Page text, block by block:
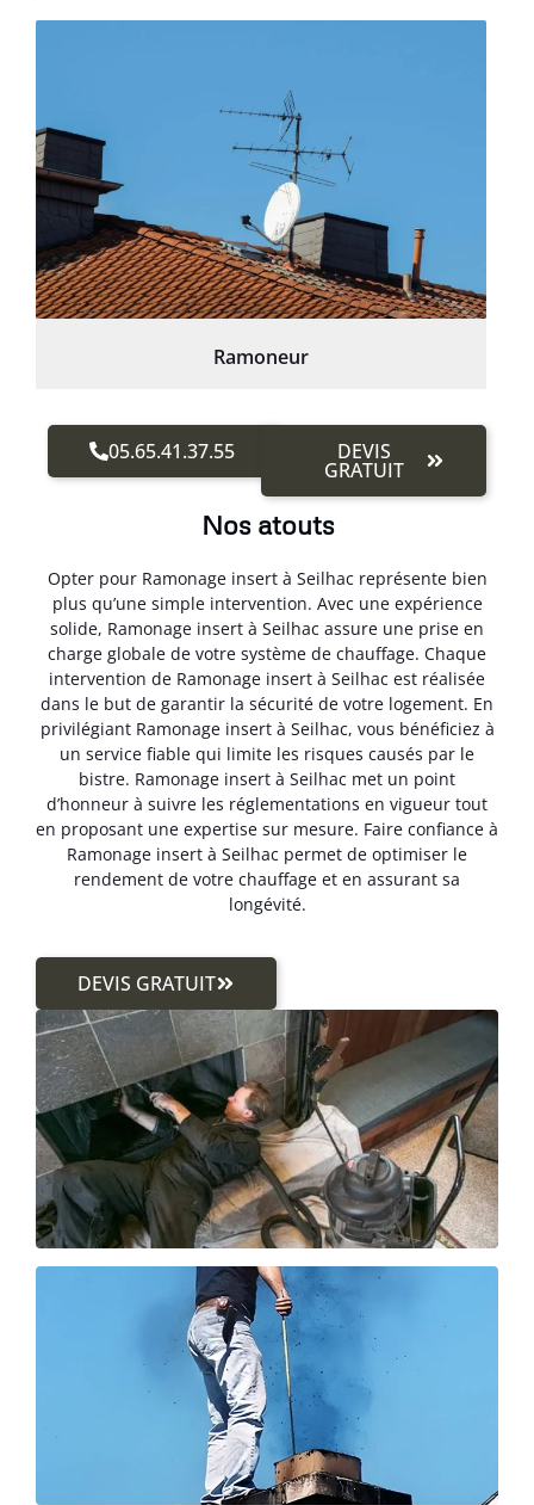
Ramoneur
05.65.41.37.55 DEVIS
GRATUIT
Nos atouts
Opter pour Ramonage insert à Seilhac représente bien
plus qu’une simple intervention. Avec une expérience
solide, Ramonage insert à Seilhac assure une prise en
charge globale de votre système de chauffage. Chaque
intervention de Ramonage insert à Seilhac est réalisée
dans le but de garantir la sécurité de votre logement. En
privilégiant Ramonage insert à Seilhac, vous bénéficiez à
un service fiable qui limite les risques causés par le
bistre. Ramonage insert à Seilhac met un point
d’honneur à suivre les réglementations en vigueur tout
en proposant une expertise sur mesure. Faire confiance à
Ramonage insert à Seilhac permet de optimiser le
rendement de votre chauffage et en assurant sa
longévité.
DEVIS GRATUIT